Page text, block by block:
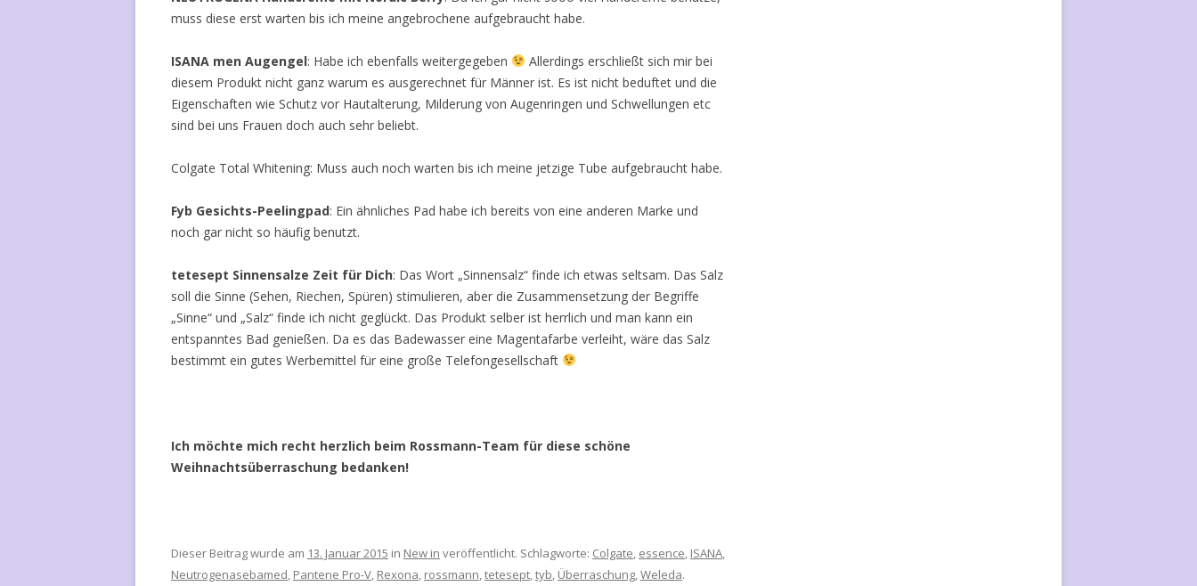
muss diese erst warten bis ich meine angebrochene aufgebraucht habe.
ISANA men Augengel: Habe ich ebenfalls weitergegeben
Allerdings erschließt sich mir bei
diesem Produkt nicht ganz warum es ausgerechnet für Männer ist. Es ist nicht beduftet und die
Eigenschaften wie Schutz vor Hautalterung, Milderung von Augenringen und Schwellungen etc
sind bei uns Frauen doch auch sehr beliebt.
Colgate Total Whitening: Muss auch noch warten bis ich meine jetzige Tube aufgebraucht habe.
Fyb Gesichts-Peelingpad: Ein ähnliches Pad habe ich bereits von eine anderen Marke und
noch gar nicht so häufig benutzt.
tetesept Sinnensalze Zeit für Dich: Das Wort „Sinnensalz“ finde ich etwas seltsam. Das Salz
soll die Sinne (Sehen, Riechen, Spüren) stimulieren, aber die Zusammensetzung der Begriffe
„Sinne“ und „Salz“ finde ich nicht geglückt. Das Produkt selber ist herrlich und man kann ein
entspanntes Bad genießen. Da es das Badewasser eine Magentafarbe verleiht, wäre das Salz
bestimmt ein gutes Werbemittel für eine große Telefongesellschaft
Ich möchte mich recht herzlich beim Rossmann-Team für diese schöne
Weihnachtsüberraschung bedanken!
Dieser Beitrag wurde am 13. Januar 2015 in New in veröffentlicht. Schlagworte: Colgate, essence, ISANA,
Neutrogenasebamed, Pantene Pro-V, Rexona, rossmann,tetesept,tyb, Überraschung,Weleda.